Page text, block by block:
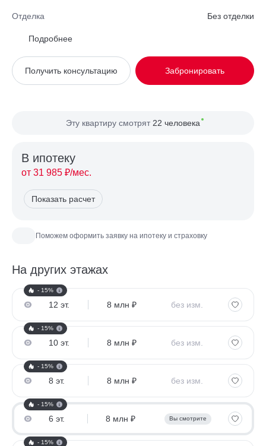
Отделка Без отделки
Район
Вид из окна Во двор
Планировка Односторонняя
Подробнее
Забронировать
Получить консультацию
Эту квартиру смотрят 22 человека
В ипотекy
от 31 985 ₽/мес.
Показать расчет
Поможем оформить заявку на ипотеку и страховку
На других этажах
- 15%
12 эт. 8 млн ₽ без изм.
- 15%
10 эт. 8 млн ₽ без изм.
- 15%
8 эт. 8 млн ₽ без изм.
- 15%
6 эт. 8 млн ₽ Вы смотрите
- 15%